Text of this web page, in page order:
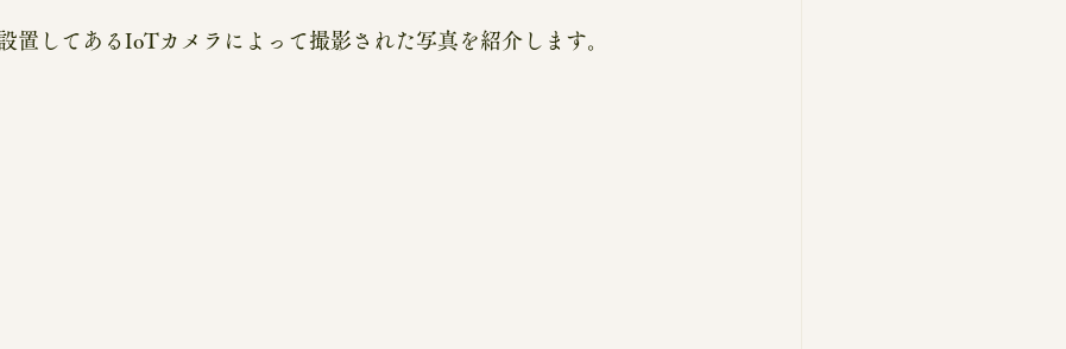
収支報告
置してあるIoTカメラによって撮影された写真を紹介します。